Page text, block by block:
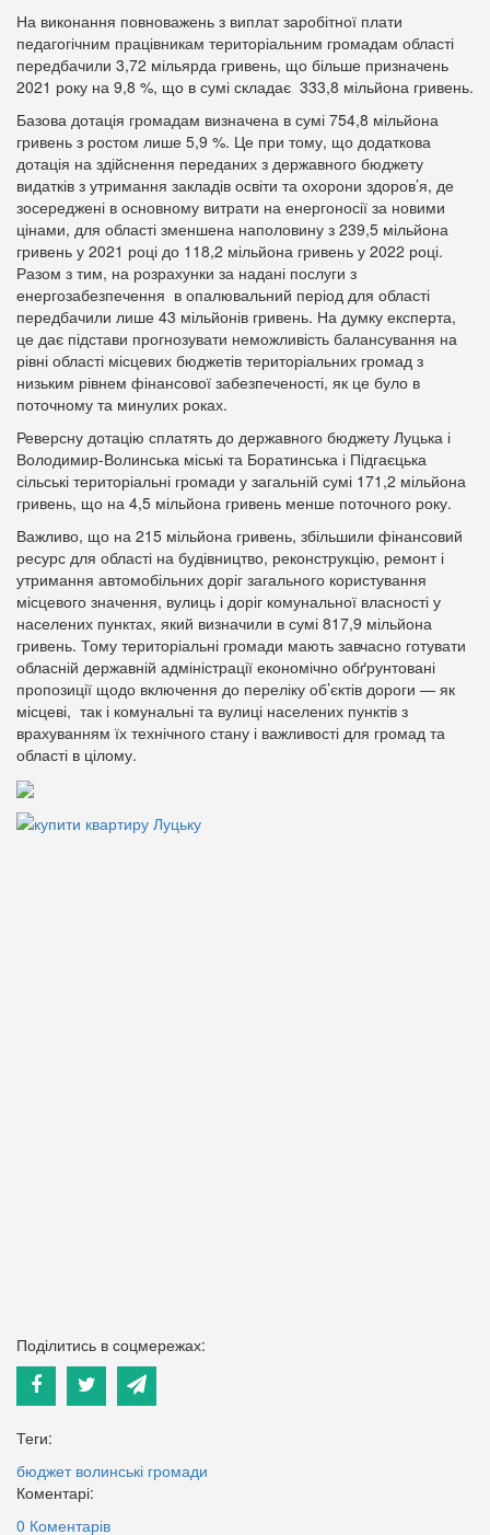
На виконання повноважень з виплат заробітної плати
педагогічним працівникам територіальним громадам області
передбачили 3,72 мільярда гривень, що більше призначень
2021 року на 9,8 %, що в сумі складає 333,8 мільйона гривень.
Базова дотація громадам визначена в сумі 754,8 мільйона
гривень з ростом лише 5,9 %. Це при тому, що додаткова
дотація на здійснення переданих з державного бюджету
видатків з утримання закладів освіти та охорони здоров’я, де
зосереджені в основному витрати на енергоносії за новими
цінами, для області зменшена наполовину з 239,5 мільйона
гривень у 2021 році до 118,2 мільйона гривень у 2022 році.
Разом з тим, на розрахунки за надані послуги з
енергозабезпечення в опалювальний період для області
передбачили лише 43 мільйонів гривень. На думку експерта,
це дає підстави прогнозувати неможливість балансування на
рівні області місцевих бюджетів територіальних громад з
низьким рівнем фінансової забезпеченості, як це було в
поточному та минулих роках.
Реверсну дотацію сплатять до державного бюджету Луцька і
Володимир-Волинська міські та Боратинська і Підгаєцька
сільські територіальні громади у загальній сумі 171,2 мільйона
гривень, що на 4,5 мільйона гривень менше поточного року.
Важливо, що на 215 мільйона гривень, збільшили фінансовий
ресурс для області на будівництво, реконструкцію, ремонт і
утримання автомобільних доріг загального користування
місцевого значення, вулиць і доріг комунальної власності у
населених пунктах, який визначили в сумі 817,9 мільйона
гривень. Тому територіальні громади мають завчасно готувати
обласній державній адміністрації економічно обґрунтовані
пропозиції щодо включення до переліку об’єктів дороги — як
місцеві, так і комунальні та вулиці населених пунктів з
врахуванням їх технічного стану і важливості для громад та
області в цілому.
Поділитись в соцмережах:
Теги:
бюджет волинські громади
Коментарі:
0 Коментарів